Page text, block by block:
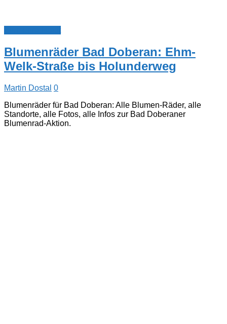
Blumenräder Bad Doberan: Ehm-
Welk-Straße bis Holunderweg
Martin Dostal 0
Blumenräder für Bad Doberan: Alle Blumen-Räder, alle
Standorte, alle Fotos, alle Infos zur Bad Doberaner
Blumenrad-Aktion.